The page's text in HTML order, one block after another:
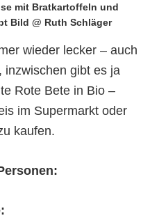
mit Bratkartoffeln und
Bild @ Ruth Schläger
wieder lecker – auch
inzwischen gibt es ja
Rote Bete in Bio –
im Supermarkt oder
kaufen.